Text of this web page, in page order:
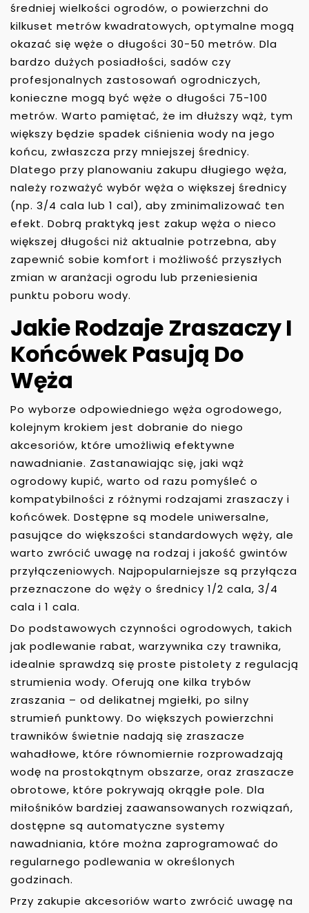
średniej wielkości ogrodów, o powierzchni do
kilkuset metrów kwadratowych, optymalne mogą
okazać się węże o długości 30-50 metrów. Dla
bardzo dużych posiadłości, sadów czy
profesjonalnych zastosowań ogrodniczych,
konieczne mogą być węże o długości 75-100
metrów. Warto pamiętać, że im dłuższy wąż, tym
większy będzie spadek ciśnienia wody na jego
końcu, zwłaszcza przy mniejszej średnicy.
Dlatego przy planowaniu zakupu długiego węża,
należy rozważyć wybór węża o większej średnicy
(np. 3/4 cala lub 1 cal), aby zminimalizować ten
efekt. Dobrą praktyką jest zakup węża o nieco
większej długości niż aktualnie potrzebna, aby
zapewnić sobie komfort i możliwość przyszłych
zmian w aranżacji ogrodu lub przeniesienia
punktu poboru wody.
Jakie Rodzaje Zraszaczy I
Końcówek Pasują Do
Węża
Po wyborze odpowiedniego węża ogrodowego,
kolejnym krokiem jest dobranie do niego
akcesoriów, które umożliwią efektywne
nawadnianie. Zastanawiając się, jaki wąż
ogrodowy kupić, warto od razu pomyśleć o
kompatybilności z różnymi rodzajami zraszaczy i
końcówek. Dostępne są modele uniwersalne,
pasujące do większości standardowych węży, ale
warto zwrócić uwagę na rodzaj i jakość gwintów
przyłączeniowych. Najpopularniejsze są przyłącza
przeznaczone do węży o średnicy 1/2 cala, 3/4
cala i 1 cala.
Do podstawowych czynności ogrodowych, takich
jak podlewanie rabat, warzywnika czy trawnika,
idealnie sprawdzą się proste pistolety z regulacją
strumienia wody. Oferują one kilka trybów
zraszania – od delikatnej mgiełki, po silny
strumień punktowy. Do większych powierzchni
trawników świetnie nadają się zraszacze
wahadłowe, które równomiernie rozprowadzają
wodę na prostokątnym obszarze, oraz zraszacze
obrotowe, które pokrywają okrągłe pole. Dla
miłośników bardziej zaawansowanych rozwiązań,
dostępne są automatyczne systemy
nawadniania, które można zaprogramować do
regularnego podlewania w określonych
godzinach.
Przy zakupie akcesoriów warto zwrócić uwagę na